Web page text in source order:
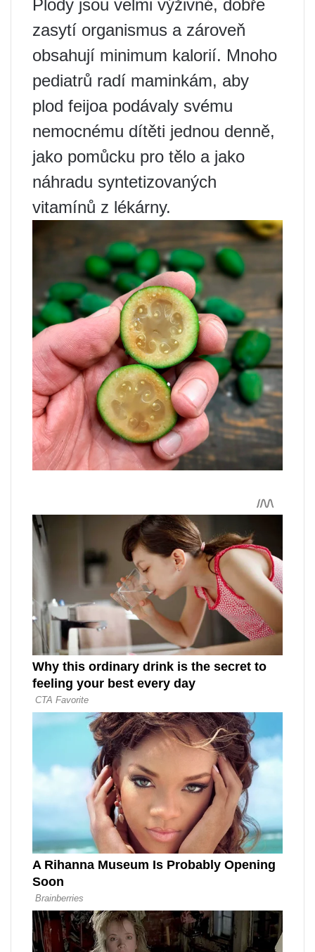
Plody jsou velmi výživné, dobře
zasytí organismus a zároveň
obsahují minimum kalorií. Mnoho
pediatrů radí maminkám, aby
plod feijoa podávaly svému
nemocnému dítěti jednou denně,
jako pomůcku pro tělo a jako
náhradu syntetizovaných
vitamínů z lékárny.